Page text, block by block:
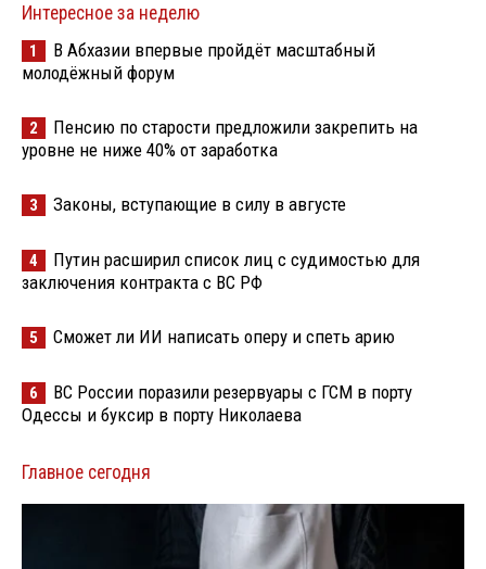
Интересное за неделю
1
В Абхазии впервые пройдёт масштабный
молодёжный форум
2
Пенсию по старости предложили закрепить на
уровне не ниже 40% от заработка
3 Законы, вступающие в силу в августе
4
Путин расширил список лиц с судимостью для
заключения контракта с ВС РФ
5 Сможет ли ИИ написать оперу и спеть арию
6
ВС России поразили резервуары с ГСМ в порту
Одессы и буксир в порту Николаева
Главное сегодня